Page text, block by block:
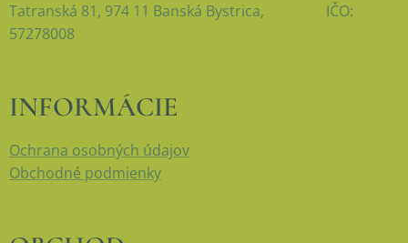
Tatranská 81, 974 11 Banská Bystrica, IČO:
57278008
INFORMÁCIE
Ochrana osobných údajov
Obchodné podmienky